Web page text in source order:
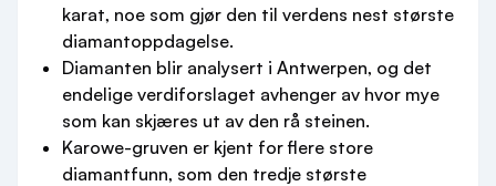
karat, noe som gjør den til verdens nest største
diamantoppdagelse.
Diamanten blir analysert i Antwerpen, og det
endelige verdiforslaget avhenger av hvor mye
som kan skjæres ut av den rå steinen.
Karowe-gruven er kjent for flere store
diamantfunn, som den tredje største